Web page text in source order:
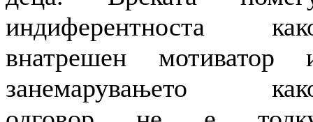
индиферентноста
внатрешен мотиватор
занемарувањето